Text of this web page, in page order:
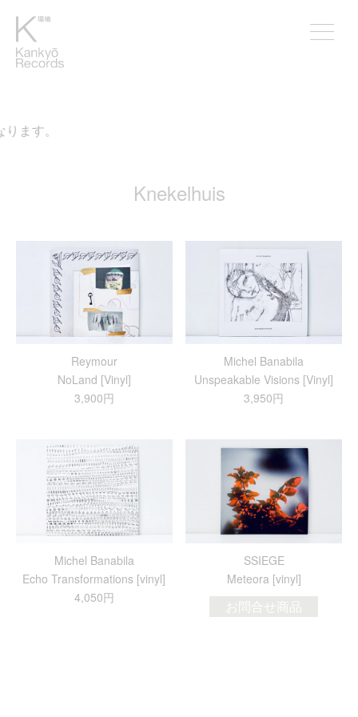
ます。
Knekelhuis
Reymour
NoLand [Vinyl]
3,900円
Michel Banabila
Unspeakable Visions [Vinyl]
3,950円
Michel Banabila
Echo Transformations [vinyl]
4,050円
SSIEGE
Meteora [vinyl]
お問合せ商品